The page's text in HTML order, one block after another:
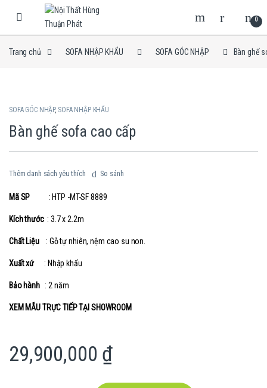
Skip to navigation
Skip to content
0
Trang chủ SOFA NHẬP KHẨU SOFA GÓC NHẬP Bàn ghế
SOFA GÓC NHẬP, SOFA NHẬP KHẨU
Bàn ghế sofa cao cấp
Thêm danh sách yêu thích So sánh
Mã SP : HTP -MT-SF 8889
Kích thước: 3.7 x 2.2m
Chất Liệu: Gỗ tự nhiên, nệm cao su non.
Xuất xứ : Nhập khẩu
Bảo hành : 2 năm
XEM MẪU TRỰC TIẾP TẠI SHOWROOM
29,900,000 ₫